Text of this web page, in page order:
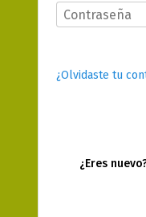
¿Olvidaste tu
¿Eres